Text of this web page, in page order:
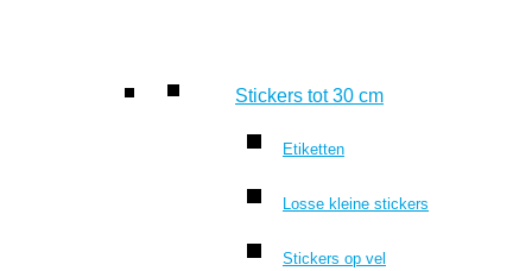
Stickers tot 30 cm
Etiketten
Losse kleine stickers
Stickers op vel